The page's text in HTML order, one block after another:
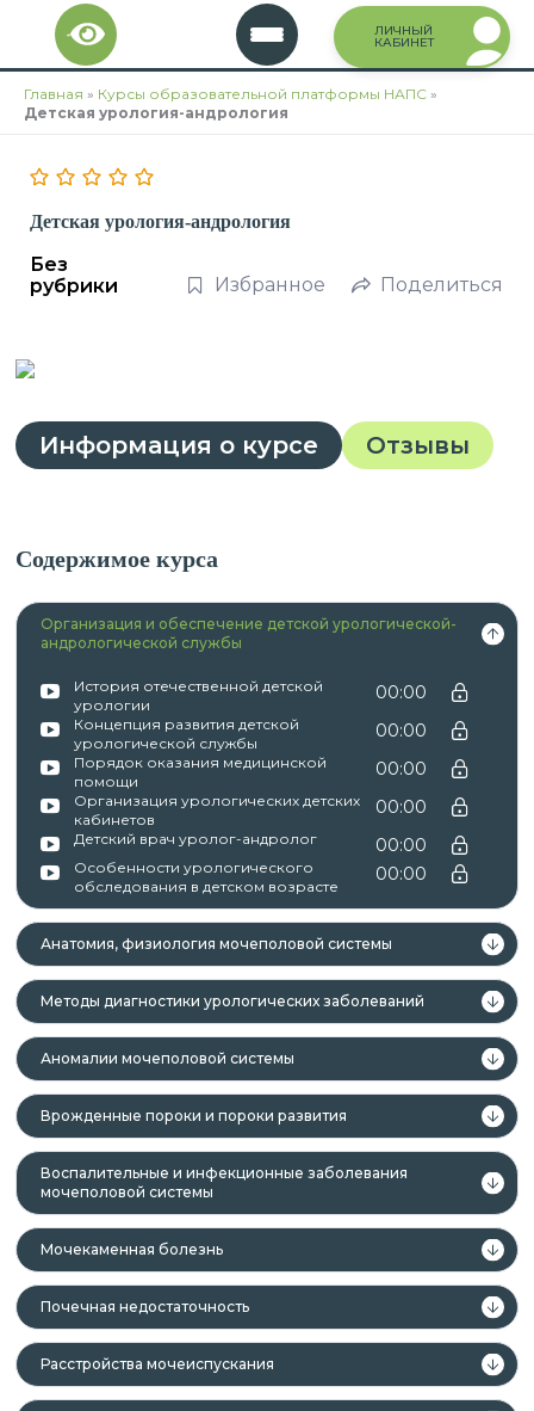
Перейти
содержимому
ЛИЧНЫЙ
КАБИНЕТ
Главная » Курсы образовательной платформы НАПС »
Детская урология-андрология
Детская урология-андрология
Без
рубрики
Избранное Поделиться
Информация о курсе Отзывы
Содержимое курса
Организация и обеспечение детской урологической-
андрологической службы
История отечественной детской
урологии
00:00
Концепция развития детской
урологической службы
00:00
Порядок оказания медицинской
помощи
00:00
Организация урологических детских
кабинетов
00:00
Детский врач уролог-андролог 00:00
Особенности урологического
обследования в детском возрасте
00:00
Анатомия, физиология мочеполовой системы
Методы диагностики урологических заболеваний
Аномалии мочеполовой системы
Врожденные пороки и пороки развития
Воспалительные и инфекционные заболевания
мочеполовой системы
Мочекаменная болезнь
Почечная недостаточность
Расстройства мочеиспускания